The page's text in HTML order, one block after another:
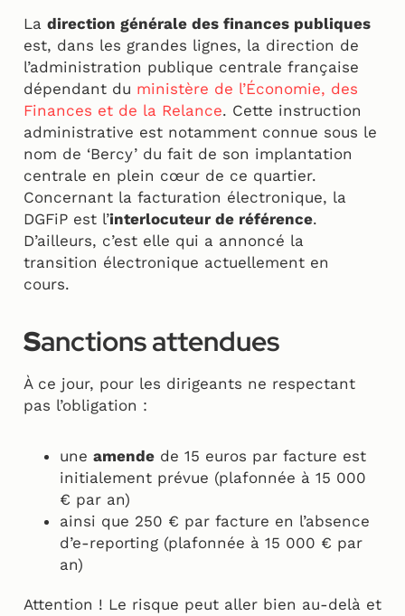
La direction générale des finances publiques
est, dans les grandes lignes, la direction de
l’administration publique centrale française
dépendant du ministère de l’Économie, des
Finances et de la Relance. Cette instruction
administrative est notamment connue sous le
nom de ‘Bercy’ du fait de son implantation
centrale en plein cœur de ce quartier.
Concernant la facturation électronique, la
DGFiP est l’interlocuteur de référence.
D’ailleurs, c’est elle qui a annoncé la
transition électronique actuellement en
cours.
Sanctions attendues
À ce jour, pour les dirigeants ne respectant
pas l’obligation :
une amende de 15 euros par facture est
initialement prévue (plafonnée à 15 000
€ par an)
ainsi que 250 € par facture en l’absence
d’e-reporting (plafonnée à 15 000 € par
an)
Attention ! Le risque peut aller bien au-delà et